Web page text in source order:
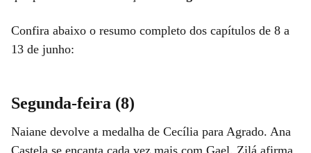
Confira abaixo o resumo completo dos capítulos de 8 a
13 de junho:
Segunda-feira (8)
Naiane devolve a medalha de Cecília para Agrado. Ana
Castela se encanta cada vez mais com Gael. Zilá afirma